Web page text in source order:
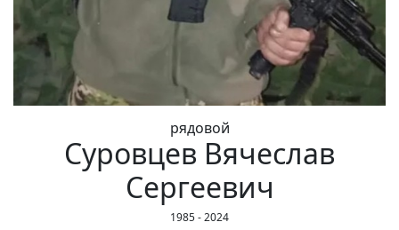
рядовой
Суровцев Вячеслав
Сергеевич
1985 - 2024